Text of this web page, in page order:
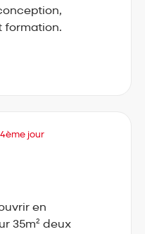
formation.
4ème jour
en
35m² deux